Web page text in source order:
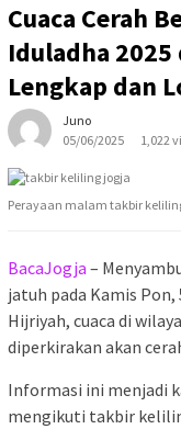
Cuaca Cerah
Iduladha
Lengkap dan
Juno
05/06/2025
1,022
Perayaan malam takbir
BacaJogja –
jatuh pada Kamis Pon,
Hijriyah, cuaca di
diperkirakan akan
Informasi ini menjadi
mengikuti takbir